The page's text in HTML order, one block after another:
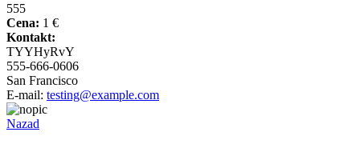
555
Cena: 1 €
Kontakt:
TYYHyRvY
555-666-0606
San Francisco
E-mail: testing@example.com
Nazad